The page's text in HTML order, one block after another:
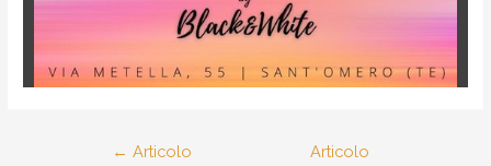
← Articolo Articolo